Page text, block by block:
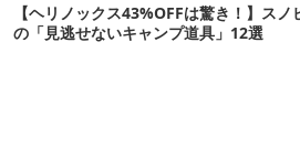
【ヘリノックス43%OFFは驚き！】ス
の「見逃せないキャンプ道具」12選